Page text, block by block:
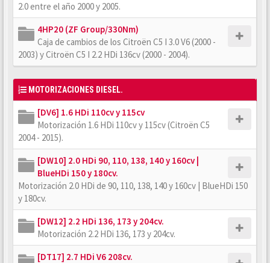
2.0 entre el año 2000 y 2005.
4HP20 (ZF Group/330Nm)
Caja de cambios de los Citroën C5 I 3.0 V6 (2000 -
2003) y Citroën C5 I 2.2 HDi 136cv (2000 - 2004).
MOTORIZACIONES DIESEL.
[DV6] 1.6 HDi 110cv y 115cv
Motorización 1.6 HDi 110cv y 115cv (Citroën C5
2004 - 2015).
[DW10] 2.0 HDi 90, 110, 138, 140 y 160cv |
BlueHDi 150 y 180cv.
Motorización 2.0 HDi de 90, 110, 138, 140 y 160cv | BlueHDi 150
y 180cv.
[DW12] 2.2 HDi 136, 173 y 204cv.
Motorización 2.2 HDi 136, 173 y 204cv.
[DT17] 2.7 HDi V6 208cv.